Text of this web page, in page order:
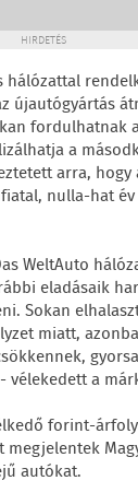
HIRDETÉS
hálózattal
újautógyártás
fordulhatnak
a
arra, hogy
nulla-hat
WeltAuto
eladásaik
Sokan
miatt,
a
forint-
autókat.